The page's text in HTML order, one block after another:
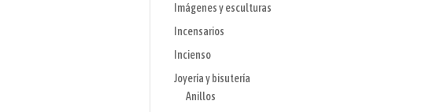
Imágenes y esculturas
Incensarios
Incienso
Joyería y bisutería
Anillos